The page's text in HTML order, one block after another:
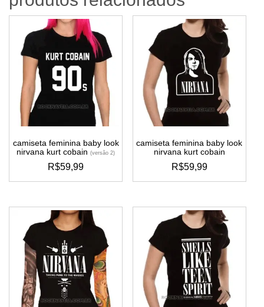
camiseta feminina baby look
nirvana kurt cobain(versão 2)
R$59,99
este
tem
várias
variantes.
as
opções
podem
ser
escolhidas
na
camiseta feminina baby look
nirvana kurt cobain
R$59,99
este
tem
várias
variantes.
as
opções
podem
ser
escolhidas
na